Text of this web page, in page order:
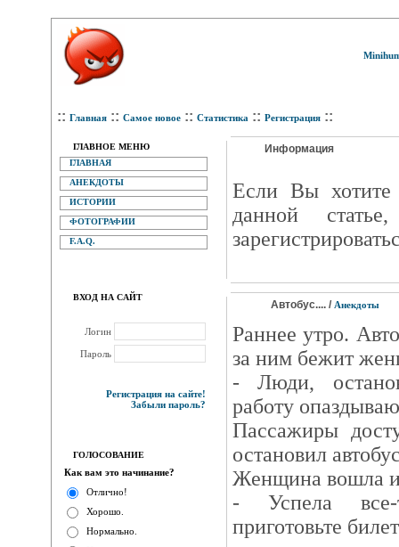
:: Главная :: Самое новое :: Статистика :: Регистрация ::
ГЛАВНОЕ МЕНЮ
ГЛАВНАЯ
АНЕКДОТЫ
ИСТОРИИ
ФОТОГРАФИИ
F.A.Q.
ВХОД НА САЙТ
Логин
Пароль
Регистрация на сайте!
Забыли пароль?
ГОЛОСОВАНИЕ
Как вам это начинание?
Отлично!
Хорошо.
Нормально.
Информация
Eсли Вы хотите
данной
Автобус.... / Анекдоты
Раннее утро.
за ним бежит
- Люди,
работу
Пассажиры
остановил
Женщина вошла
- Успела все-
приготовьте